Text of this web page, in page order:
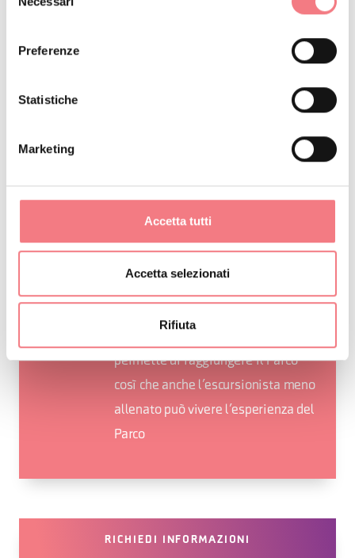
del
Preferenze
Statistiche
Marketing
Accetta tutti
Accetta selezionati
Rifiuta
Braies, con il quale uno dei più vasti
complessi naturalistici nel cuore
Il Parco è stato istituito nel 1990 e
Regole d’Ampezzo che storicamente
si occupano della gestione e
permette di raggiungere il Parco
così che anche l’escursionista meno
allenato può vivere l’esperienza del
Parco
RICHIEDI INFORMAZIONI